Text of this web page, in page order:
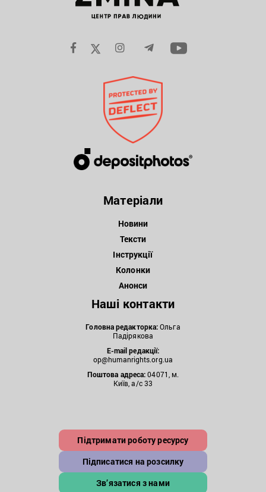
Матеріали
Новини
Тексти
Інструкції
Колонки
Анонси
Наші контакти
Головна редакторка:Ольга
Падірякова
E-mail редакції:
op@humanrights.org.ua
Поштова адреса:04071, м.
Київ, а/с 33
Підтримати роботу ресурсу
Підписатися на розсилку
Зв’язатися з нами